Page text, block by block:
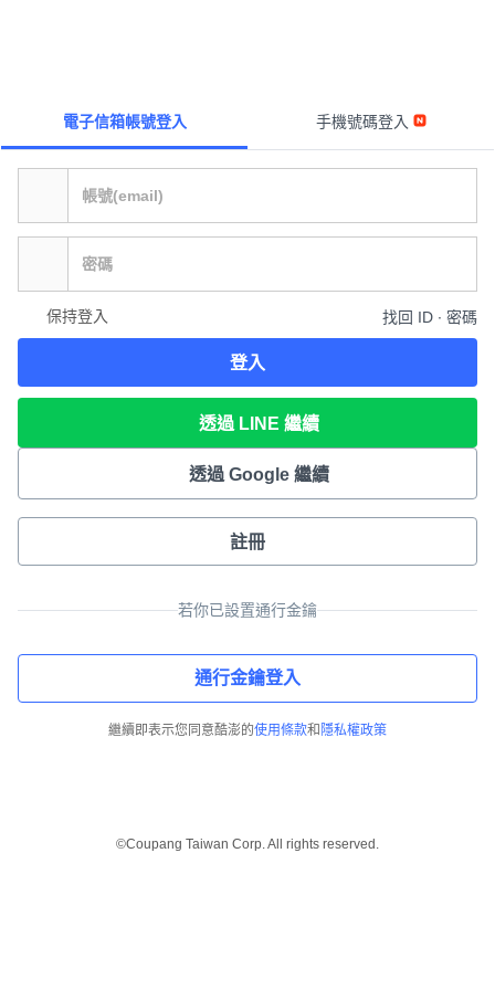
電子信箱帳號登入 手機號碼登入
保持登入 找回 ID ∙ 密碼
登入
透過 LINE 繼續
透過 Google 繼續
註冊
若你已設置通行金鑰
通行金鑰登入
繼續即表示您同意酷澎的使用條款和 隱私權政策
©Coupang Taiwan Corp. All rights reserved.